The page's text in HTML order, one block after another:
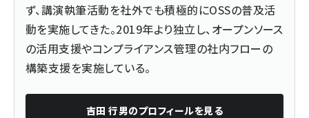
ず、講演執筆活動を社外でも積極的にOSSの普及活
動を実施してきた。2019年より独立し、オープンソース
の活用支援やコンプライアンス管理の社内フローの
構築支援を実施している。
吉田 行男のプロフィールを見る